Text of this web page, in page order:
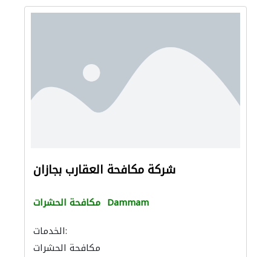
شركة مكافحة العقارب بجازان
مكافحة الحشرات Dammam
الخدمات:
مكافحة الحشرات